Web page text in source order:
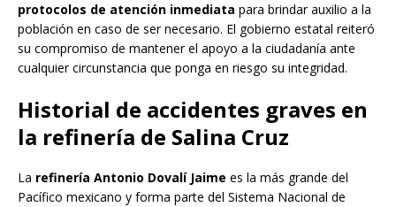
protocolos de atención inmediata para brindar auxilio a la
población en caso de ser necesario. El gobierno estatal reiteró
su compromiso de mantener el apoyo a la ciudadanía ante
cualquier circunstancia que ponga en riesgo su integridad.
Historial de accidentes graves en
la refinería de Salina Cruz
La refinería Antonio Dovalí Jaime es la más grande del
Pacífico mexicano y forma parte del Sistema Nacional de